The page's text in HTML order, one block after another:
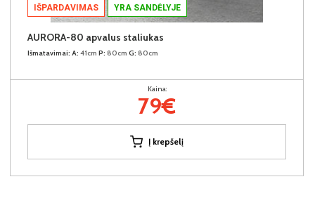
IŠPARDAVIMAS YRA SANDĖLYJE
AURORA-80 apvalus staliukas
Išmatavimai: A: 41cm P: 80cm G: 80cm
Kaina:
79€
Į krepšelį